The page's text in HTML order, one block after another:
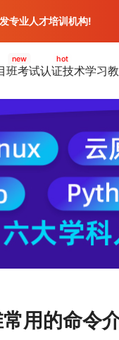
班
new
考试认证
hot
技术学习
用的命令
专业人才培训机构!